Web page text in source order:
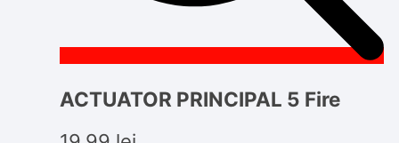
ACTUATOR PRINCIPAL 5 Fire